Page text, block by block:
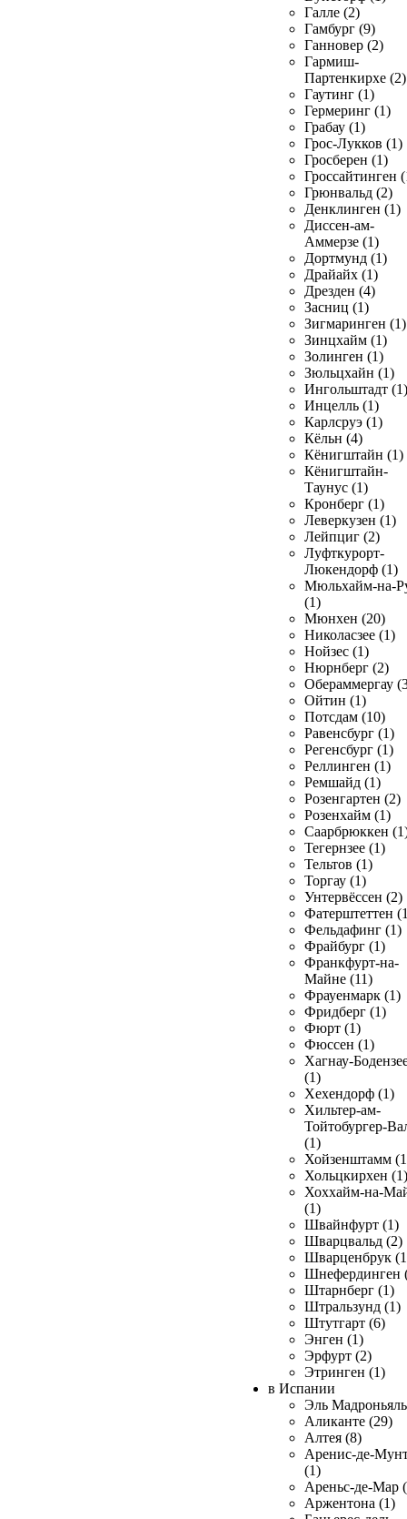
Галле (2)
Гамбург (9)
Ганновер (2)
Гармиш-
Партенкирхе (2)
Гаутинг (1)
Гермеринг (1)
Грабау (1)
Грос-Лукков (1)
Гросберен (1)
Гроссайтинген
Грюнвальд (2)
Денклинген (1)
Диссен-ам-
Аммерзе (1)
Дортмунд (1)
Драйайх (1)
Дрезден (4)
Засниц (1)
Зигмаринген (1)
Зинцхайм (1)
Золинген (1)
Зюльцхайн (1)
Ингольштадт (1)
Инцелль (1)
Карлсруэ (1)
Кёльн (4)
Кёнигштайн (1)
Кёнигштайн-
Таунус (1)
Кронберг (1)
Леверкузен (1)
Лейпциг (2)
Луфткурорт-
Люкендорф (1)
Мюльхайм-на-
(1)
Мюнхен (20)
Николасзее (1)
Нойзес (1)
Нюрнберг (2)
Обераммергау
Ойтин (1)
Потсдам (10)
Равенсбург (1)
Регенсбург (1)
Реллинген (1)
Ремшайд (1)
Розенгартен (2)
Розенхайм (1)
Саарбрюккен
Тегернзее (1)
Тельтов (1)
Торгау (1)
Унтервёссен (2)
Фатерштеттен
Фельдафинг (1)
Фрайбург (1)
Франкфурт-на-
Майне (11)
Фрауенмарк (1)
Фридберг (1)
Фюрт (1)
Фюссен (1)
Хагнау-
(1)
Хехендорф (1)
Хильтер-ам-
Тойтобургер-
(1)
Хойзенштамм
Хольцкирхен (1)
Хоххайм-на-
(1)
Швайнфурт (1)
Шварцвальд (2)
Шварценбрук
Шнефердинген
Штарнберг (1)
Штральзунд (1)
Штутгарт (6)
Энген (1)
Эрфурт (2)
Этринген (1)
в Испании
Эль
Аликанте (29)
Алтея (8)
Аренис-де-
(1)
Ареньс-де-Мар
Аржентона (1)